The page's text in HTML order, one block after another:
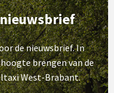
de nieuwsbrief. In
brengen van de
West-Brabant.